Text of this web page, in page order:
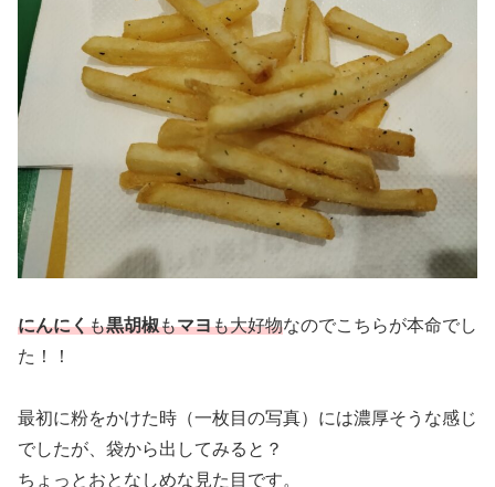
にんにくも黒胡椒もマヨも大好物なのでこちらが本命でし
た！！
最初に粉をかけた時（一枚目の写真）には濃厚そうな感じ
でしたが、袋から出してみると？
ちょっとおとなしめな見た目です。